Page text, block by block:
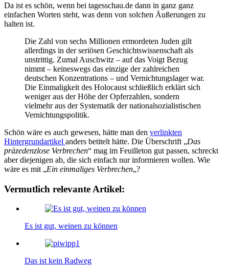
Da ist es schön, wenn bei tagesschau.de dann in ganz ganz
einfachen Worten steht, was denn von solchen Äußerungen zu
halten ist.
Die Zahl von sechs Millionen ermordeten Juden gilt
allerdings in der seriösen Geschichtswissenschaft als
unstrittig. Zumal Auschwitz – auf das Voigt Bezug
nimmt – keineswegs das einzige der zahlreichen
deutschen Konzentrations – und Vernichtungslager war.
Die Einmaligkeit des Holocaust schließlich erklärt sich
weniger aus der Höhe der Opferzahlen, sondern
vielmehr aus der Systematik der nationalsozialistischen
Vernichtungspolitik.
Schön wäre es auch gewesen, hätte man den verlinkten
Hintergrundartikel anders betitelt hätte. Die Überschrift „Das
präzedenzlose Verbrechen“ mag im Feuilleton gut passen, schreckt
aber diejenigen ab, die sich einfach nur informieren wollen. Wie
wäre es mit „Ein einmaliges Verbrechen„?
Vermutlich relevante Artikel:
Es ist gut, weinen zu können
Das ist kein Radweg